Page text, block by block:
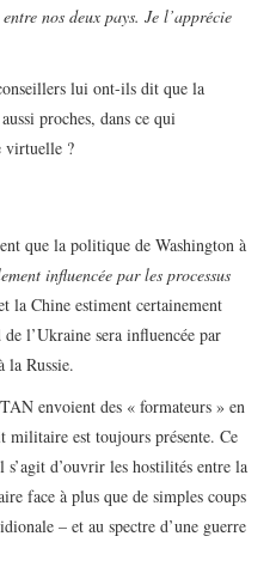
nos deux pays. Je l’apprécie
lui ont-ils dit que la
proches, dans ce qui
virtuelle ?
que la politique de Washington à
influencée par les processus
la Chine estiment certainement
l’Ukraine sera influencée par
la Russie.
envoient des « formateurs » en
militaire est toujours présente. Ce
s’agit d’ouvrir les hostilités entre la
face à plus que de simples coups
– et au spectre d’une guerre